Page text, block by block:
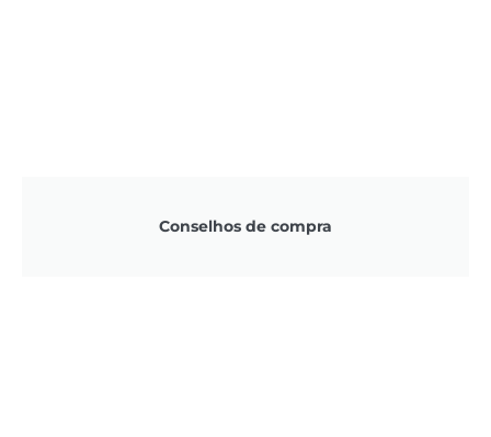
Conselhos de compra